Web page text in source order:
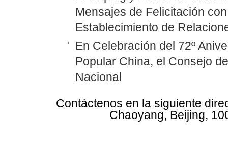
Mensajes de Felicitación
Establecimiento de
En Celebración del 72º
Popular China, el Consejo
Nacional
Contáctenos en la siguiente
Chaoyang, Beijing,